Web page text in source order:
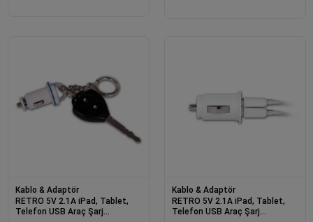
Kablo & Adaptör
RETRO 5V 2.1A iPad, Tablet,
Telefon USB Araç Şarj
Kablo & Adaptör
RETRO 5V 2.1A iPad, Tablet,
Telefon USB Araç Şarj